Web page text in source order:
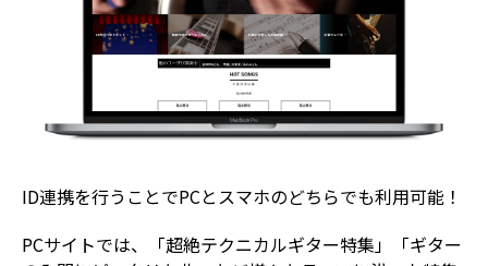
ID連携を行うことでPCとスマホのどちらでも利用可能！
PCサイトでは、「超絶テクニカルギター特集」「ギター